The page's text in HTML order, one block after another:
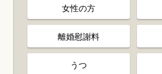
女性の方
離婚慰謝料
うつ